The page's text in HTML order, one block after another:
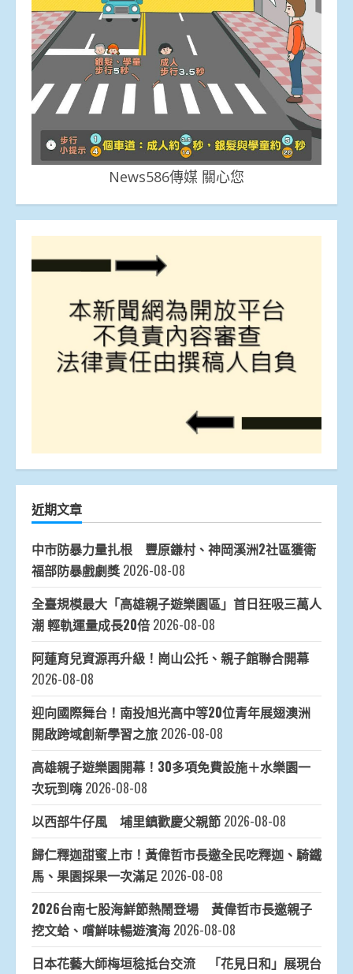
News586傳媒 關心您
近期文章
中市防暴力量扎根 豐原鎌村、神岡溪洲2社區獲衛
福部防暴戲劇獎 2026-08-08
全臺規模最大「高雄親子遊樂園區」首日狂吸三萬人
潮 輕軌運量成長20倍 2026-08-08
阿蓮育兒資源再升級！崗山公托、親子館聯合開幕
2026-08-08
迎向國際舞台！南投旭光高中等20位青年展翅澳洲
開啟跨域創新學習之旅 2026-08-08
高雄親子遊樂園開幕！30多項免費設施＋水樂園一
次玩到嗨 2026-08-08
以西部牛仔風 埔里鎮歡慶父親節 2026-08-08
歸仁釋迦甜蜜上市！黃偉哲市長邀全民吃釋迦、騎鐵
馬、果園採果一次滿足 2026-08-08
2026台南七股海鮮節熱鬧登場 黃偉哲市長邀親子
挖文蛤、嚐鮮味暢遊濱海 2026-08-08
日本花藝大師梅垣稔抵台交流 「花見日和」展現台